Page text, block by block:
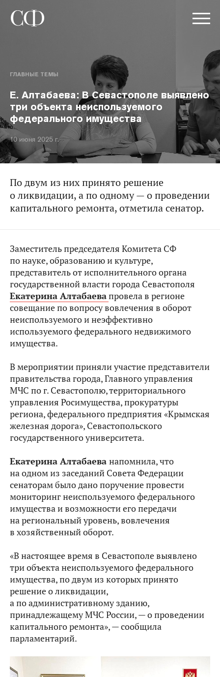
ГЛАВНЫЕ ТЕМЫ
Е. Алтабаева: В Севастополе выявлено
три объекта неиспользуемого
федерального имущества
10 июня 2025 г.
По двум из них принято решение
о ликвидации, а по одному — о проведении
капитального ремонта, отметила сенатор.
Заместитель председателя Комитета СФ
по науке, образованию и культуре,
представитель от исполнительного органа
государственной власти города Севастополя
Екатерина Алтабаевапровела в регионе
совещание по вопросу вовлечения в оборот
неиспользуемого и неэффективно
используемого федерального недвижимого
имущества.
В мероприятии приняли участие представители
правительства города, Главного управления
МЧС по г. Севастополю, территориального
управления Росимущества, прокуратуры
региона, федерального предприятия «Крымская
железная дорога», Севастопольского
государственного университета.
Екатерина Алтабаева напомнила, что
на одном из заседаний Совета Федерации
сенаторам было дано поручение провести
мониторинг неиспользуемого федерального
имущества и возможности его передачи
на региональный уровень, вовлечения
в хозяйственный оборот.
«В настоящее время в Севастополе выявлено
три объекта неиспользуемого федерального
имущества, по двум из которых принято
решение о ликвидации,
а по административному зданию,
принадлежащему МЧС России, — о проведении
капитального ремонта», — сообщила
парламентарий.